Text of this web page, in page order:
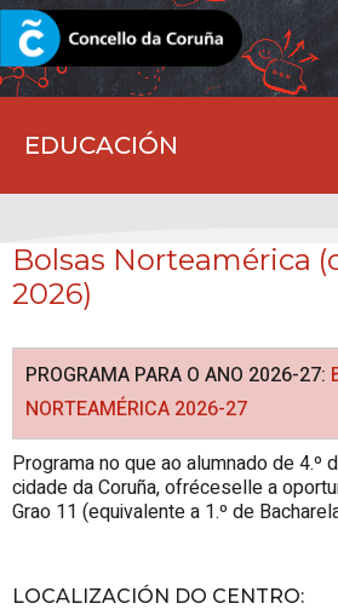
EDUCACIÓN
CORUNA.GAL
Bolsas Norteamérica
2026)
PROGRAMA PARA O ANO 2026-27:
NORTEAMÉRICA 2026-27
Programa no que ao alumnado de 4.º
cidade da Coruña, ofréceselle a
Grao 11 (equivalente a 1.º de
LOCALIZACIÓN DO CENTRO: